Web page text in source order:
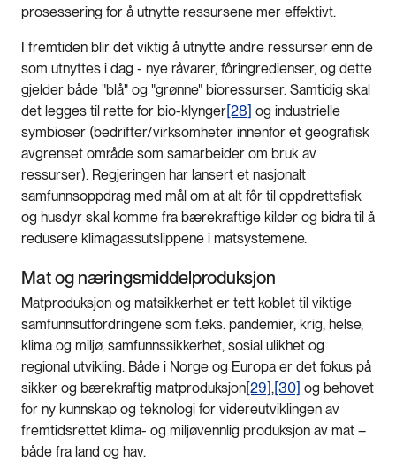
prosessering for å utnytte ressursene mer effektivt.
I fremtiden blir det viktig å utnytte andre ressurser enn de
som utnyttes i dag - nye råvarer, fôringredienser, og dette
gjelder både "blå" og "grønne" bioressurser. Samtidig skal
det legges til rette for bio-klynger[28] og industrielle
symbioser (bedrifter/virksomheter innenfor et geografisk
avgrenset område som samarbeider om bruk av
ressurser). Regjeringen har lansert et nasjonalt
samfunnsoppdrag med mål om at alt fôr til oppdrettsfisk
og husdyr skal komme fra bærekraftige kilder og bidra til å
redusere klimagassutslippene i matsystemene.
Mat og næringsmiddelproduksjon
Matproduksjon og matsikkerhet er tett koblet til viktige
samfunnsutfordringene som f.eks. pandemier, krig, helse,
klima og miljø, samfunnssikkerhet, sosial ulikhet og
regional utvikling. Både i Norge og Europa er det fokus på
sikker og bærekraftig matproduksjon[29],[30] og behovet
for ny kunnskap og teknologi for videreutviklingen av
fremtidsrettet klima- og miljøvennlig produksjon av mat –
både fra land og hav.